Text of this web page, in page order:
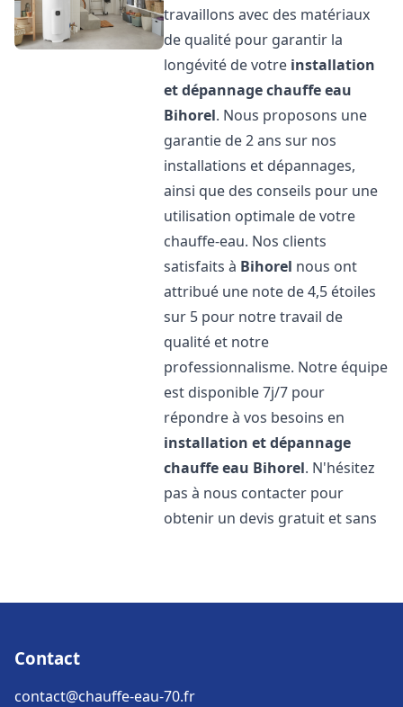
travaillons avec des matériaux
de qualité pour garantir la
longévité de votre installation
et dépannage chauffe eau
Bihorel. Nous proposons une
garantie de 2 ans sur nos
installations et dépannages,
ainsi que des conseils pour une
utilisation optimale de votre
chauffe-eau. Nos clients
satisfaits à Bihorel nous ont
attribué une note de 4,5 étoiles
sur 5 pour notre travail de
qualité et notre
professionnalisme. Notre équipe
est disponible 7j/7 pour
répondre à vos besoins en
installation et dépannage
chauffe eau Bihorel. N'hésitez
pas à nous contacter pour
obtenir un devis gratuit et sans
Contact
contact@chauffe-eau-70.fr